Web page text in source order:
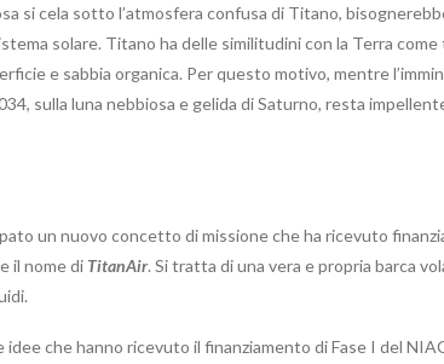
si cela sotto l’atmosfera confusa di Titano,
solare. Titano ha delle similitudini con la Terra
e sabbia organica. Per questo motivo, mentre
sulla luna nebbiosa e gelida di Saturno, resta
un nuovo concetto di missione che ha ricevuto
il nome di TitanAir. Si tratta di una vera e propria barca
che hanno ricevuto il finanziamento di Fase I del